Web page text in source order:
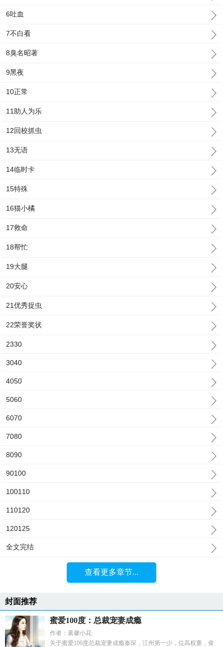
6吐血
7不白看
8臭名昭著
9黑夜
10正常
11助人为乐
12回校抓虫
13无语
14临时卡
15特殊
16猫小橘
17救命
18帮忙
19大腿
20安心
21优秀捉虫
22荣誉奖状
2330
3040
4050
5060
6070
7080
8090
90100
100110
110120
120125
全文完结
查看更多章节...
封面推荐
蜜爱100度：总裁宠妻成瘾
作者：素馨小花
关于蜜爱100度总裁宠妻成瘾秦琛，江州第一少，位高权重，俊